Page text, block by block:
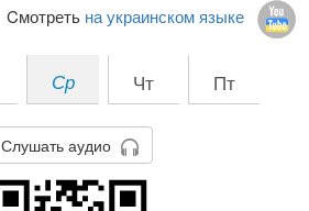
Cмотреть на украинском языке
Ср Чт Пт
Слушать аудио